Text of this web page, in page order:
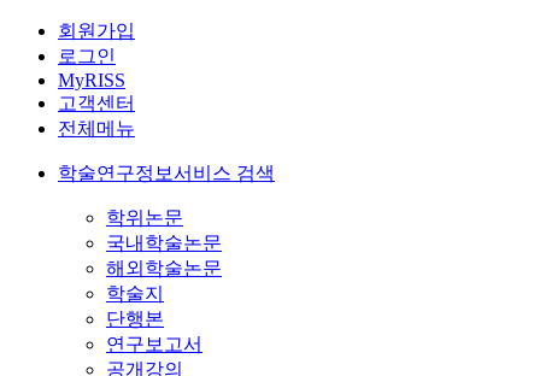
회원가입
로그인
MyRISS
고객센터
전체메뉴
학술연구정보서비스 검색
학위논문
국내학술논문
해외학술논문
학술지
단행본
연구보고서
공개강의